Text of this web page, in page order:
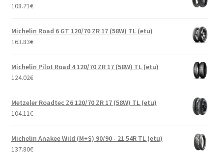
108.71€
Michelin Road 6 GT 120/70 ZR 17 (58W) TL (etu)
163.83€
Michelin Pilot Road 4 120/70 ZR 17 (58W) TL (etu)
124.02€
Metzeler Roadtec Z6 120/70 ZR 17 (58W) TL (etu)
104.11€
Michelin Anakee Wild (M+S) 90/90 - 21 54R TL (etu)
137.80€